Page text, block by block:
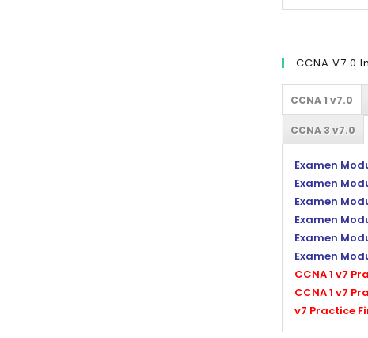
CCNA V7.0
CCNA 1 v7.0
CCNA 3 v7.0
Examen
Examen
Examen
Examen
Examen
Examen
CCNA 1 v7
CCNA 1 v7
v7 Practice